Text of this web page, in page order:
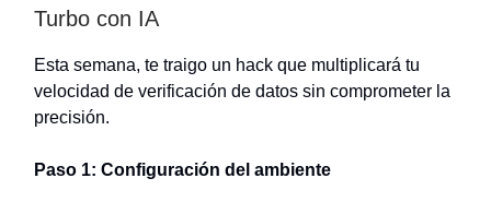
Turbo con IA
Esta semana, te traigo un hack que multiplicará tu
velocidad de verificación de datos sin comprometer la
precisión.
Paso 1: Configuración del ambiente